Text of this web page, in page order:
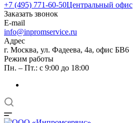
+7 (495) 771-60-50Центральный офис
Заказать звонок
E-mail
info@inpromservice.ru
Адрес
г. Москва, ул. Фадеева, 4а, офис БВ6
Режим работы
Пн. – Пт.: с 9:00 до 18:00